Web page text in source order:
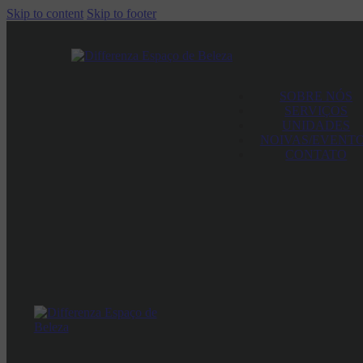
Skip to content Skip to footer
SOBRE NÓS
SERVIÇOS
UNIDADES
NOIVAS/
CONTATO